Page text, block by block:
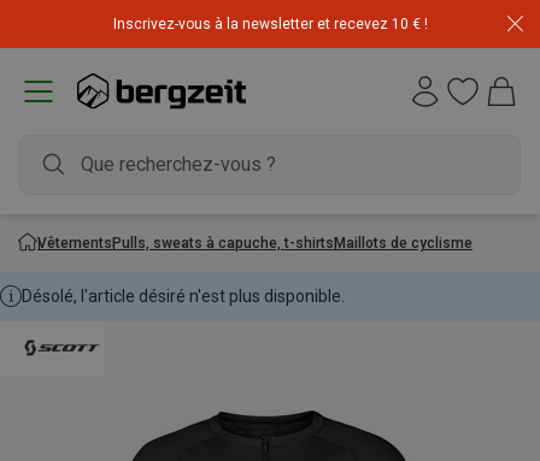
Inscrivez-vous à la newsletter et recevez 10 € !
VêtementsPulls, sweats à capuche, t-shirtsMaillots de cyclisme
Désolé, l'article désiré n'est plus disponible.